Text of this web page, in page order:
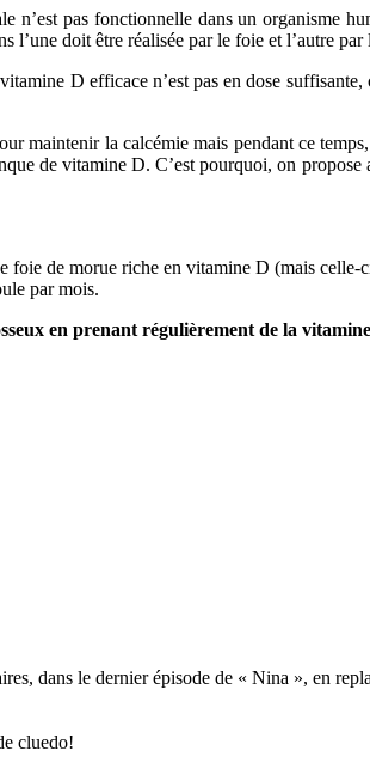
pas fonctionnelle dans un organisme
doit être réalisée par le foie et l’autre par
D efficace n’est pas en dose
maintenir la calcémie mais pendant ce
de vitamine D. C’est pourquoi, on
de morue riche en vitamine D (mais celle-
par mois.
en prenant régulièrement de la
dans le dernier épisode de « Nina », en
cluedo!